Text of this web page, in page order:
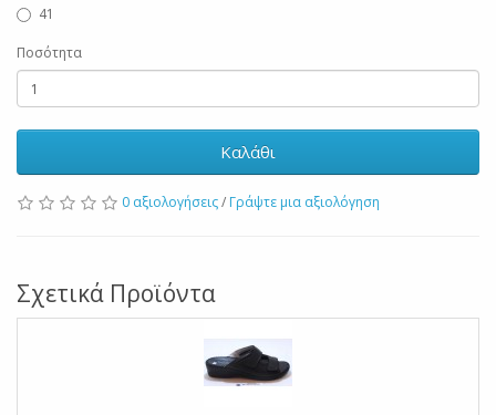
41
Ποσότητα
Καλάθι
0 αξιολογήσεις/ Γράψτε μια αξιολόγηση
Σχετικά Προϊόντα